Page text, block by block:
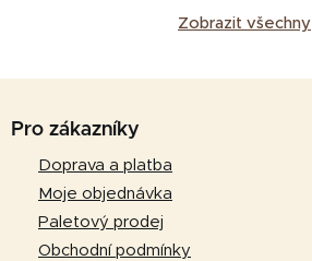
Zobrazit všechny
Pro zákazníky
Doprava a platba
Moje objednávka
Paletový prodej
Obchodní podmínky